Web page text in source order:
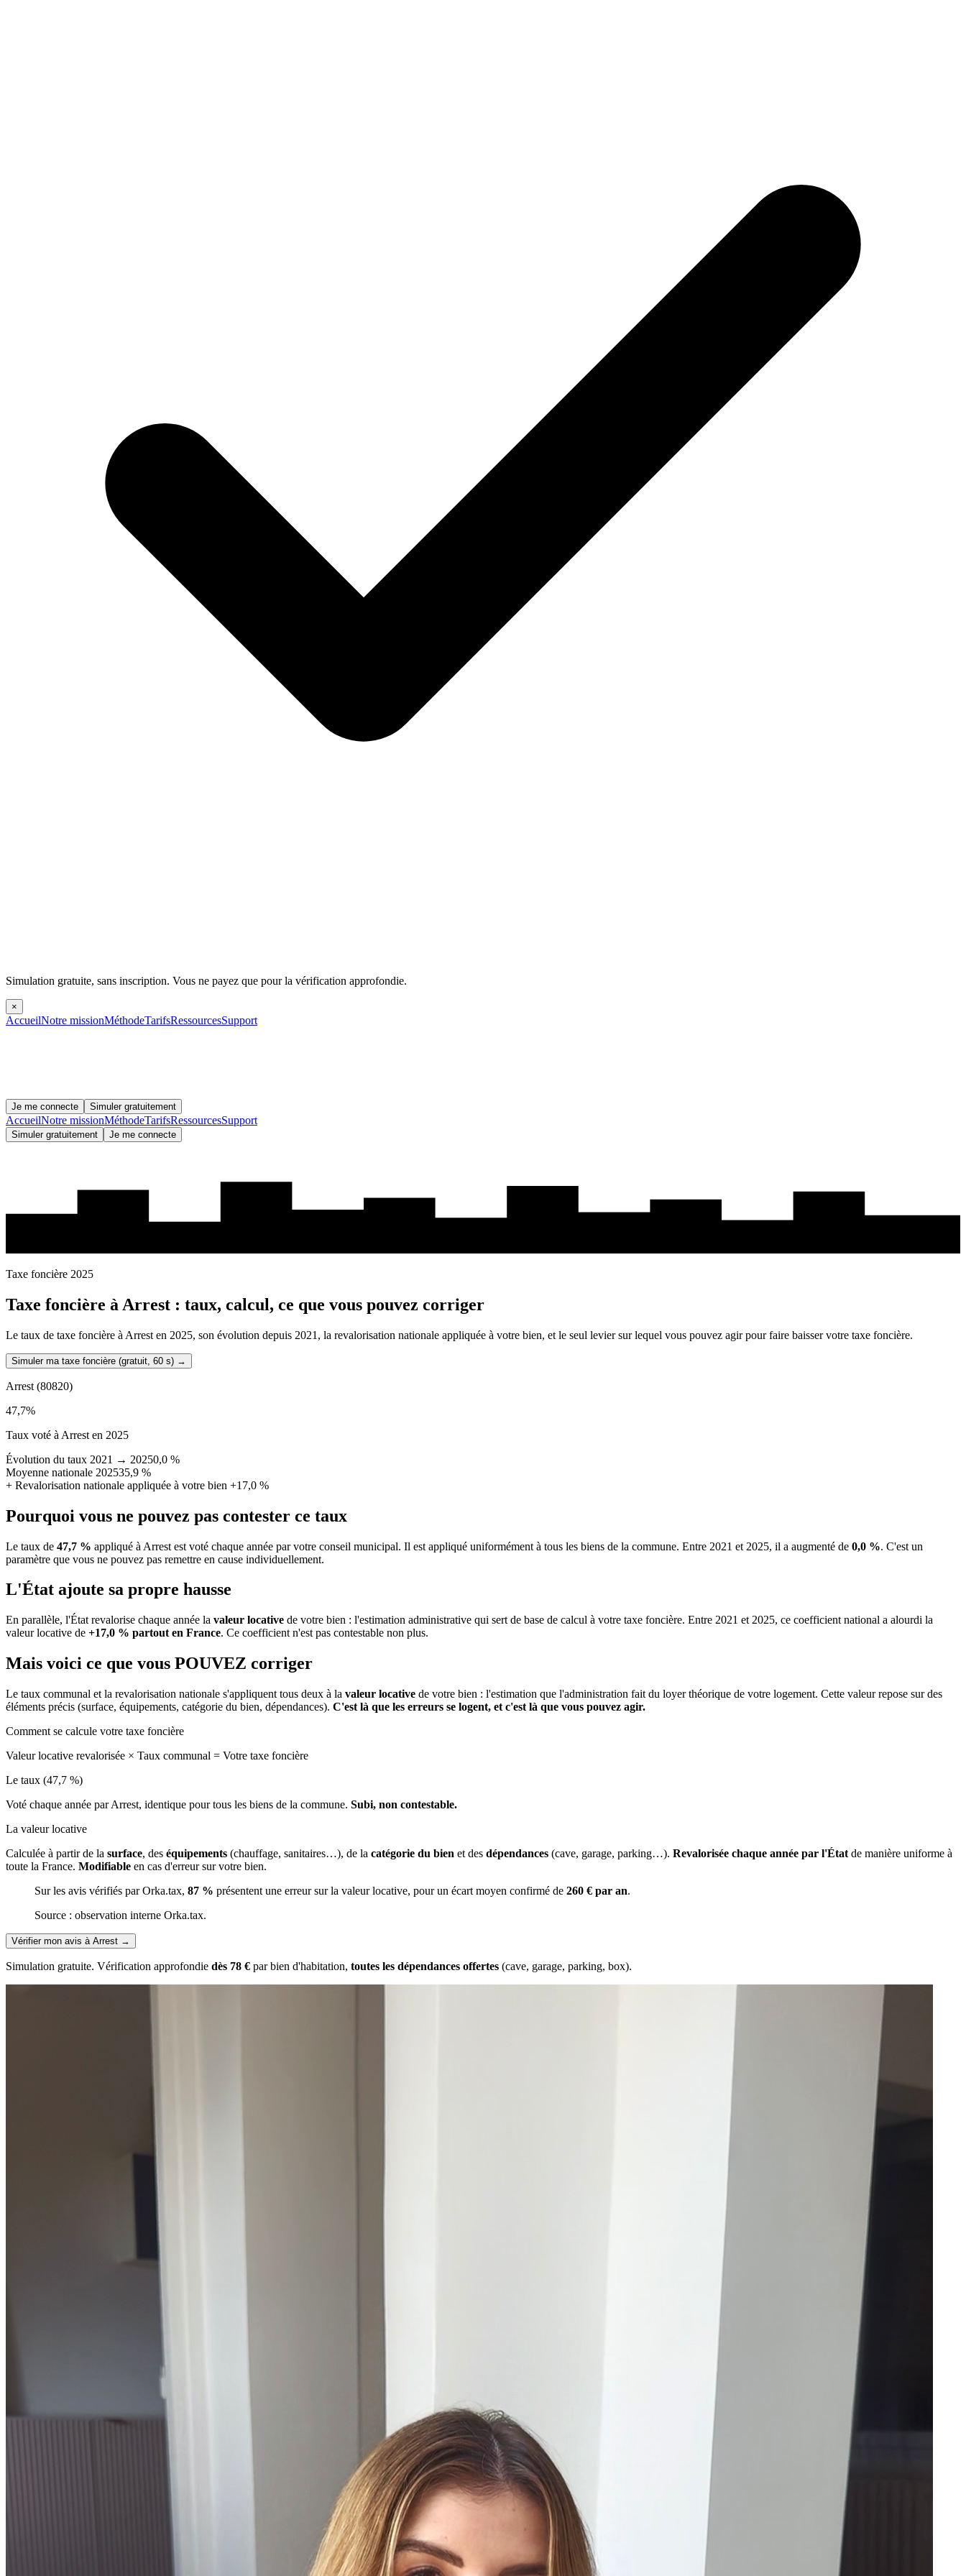
Simulation gratuite, sans inscription. Vous ne payez que pour la vérification approfondie.
×
AccueilNotre missionMéthodeTarifsRessourcesSupport
Je me connecte Simuler gratuitement
AccueilNotre missionMéthodeTarifsRessourcesSupport
Simuler gratuitement Je me connecte
Taxe foncière 2025
Taxe foncière à Arrest : taux, calcul, ce que vous pouvez corriger
Le taux de taxe foncière à Arrest en 2025, son évolution depuis 2021, la revalorisation nationale appliquée à votre bien, et le seul levier sur lequel vous pouvez agir pour faire baisser votre taxe foncière.
Simuler ma taxe foncière (gratuit, 60 s) →
Arrest (80820)
47,7%
Taux voté à Arrest en 2025
Évolution du taux 2021 → 20250,0 %
Moyenne nationale 202535,9 %
+ Revalorisation nationale appliquée à votre bien +17,0 %
Pourquoi vous ne pouvez pas contester ce taux
Le taux de 47,7 % appliqué à Arrest est voté chaque année par votre conseil municipal. Il est appliqué uniformément à tous les biens de la commune. Entre 2021 et 2025, il a augmenté de 0,0 %. C'est un
paramètre que vous ne pouvez pas remettre en cause individuellement.
L'État ajoute sa propre hausse
En parallèle, l'État revalorise chaque année la valeur locative de votre bien : l'estimation administrative qui sert de base de calcul à votre taxe foncière. Entre 2021 et 2025, ce coefficient national a alourdi la
valeur locative de +17,0 % partout en France. Ce coefficient n'est pas contestable non plus.
Mais voici ce que vous POUVEZ corriger
Le taux communal et la revalorisation nationale s'appliquent tous deux à la valeur locative de votre bien : l'estimation que l'administration fait du loyer théorique de votre logement. Cette valeur repose sur des
éléments précis (surface, équipements, catégorie du bien, dépendances). C'est là que les erreurs se logent, et c'est là que vous pouvez agir.
Comment se calcule votre taxe foncière
Valeur locative revalorisée × Taux communal = Votre taxe foncière
Le taux (47,7 %)
Voté chaque année par Arrest, identique pour tous les biens de la commune. Subi, non contestable.
La valeur locative
Calculée à partir de la surface, des équipements (chauffage, sanitaires…), de la catégorie du bien et des dépendances (cave, garage, parking…). Revalorisée chaque année par l'État de manière uniforme à
toute la France. Modifiable en cas d'erreur sur votre bien.
Sur les avis vérifiés par Orka.tax, 87 % présentent une erreur sur la valeur locative, pour un écart moyen confirmé de 260 € par an.
Source : observation interne Orka.tax.
Vérifier mon avis à Arrest →
Simulation gratuite. Vérification approfondie dès 78 € par bien d'habitation, toutes les dépendances offertes (cave, garage, parking, box).